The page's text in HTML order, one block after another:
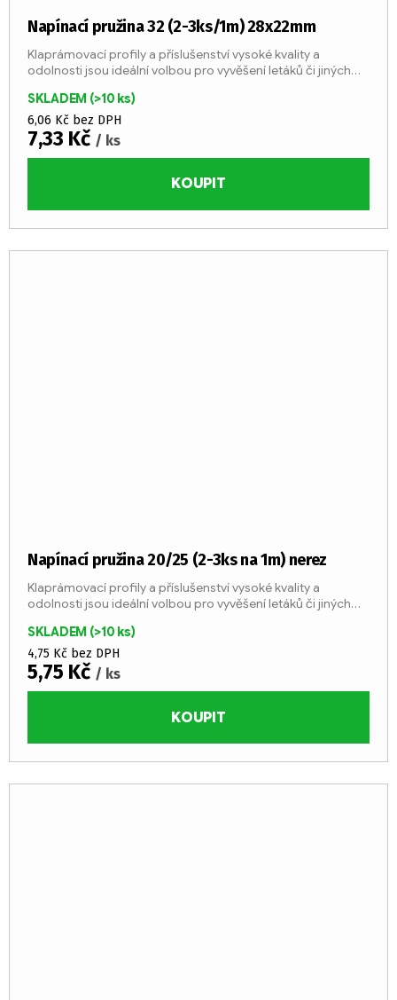
Napínací pružina 32 (2-3ks/1m) 28x22mm
SKLADEM (>10 ks)
6,06 Kč bez DPH
7,33 Kč / ks
KOUPIT
Klaprámovací profily a příslušenství vysoké kvality a
odolnosti jsou ideální volbou pro vyvěšení letáků či jiných
Napínací pružina 20/25 (2-3ks na 1m) nerez
SKLADEM (>10 ks)
4,75 Kč bez DPH
5,75 Kč / ks
KOUPIT
Klaprámovací profily a příslušenství vysoké kvality a
odolnosti jsou ideální volbou pro vyvěšení letáků či jiných